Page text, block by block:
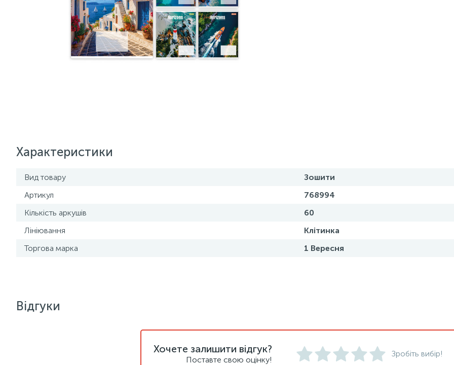
Характеристики
Вид товару
Зошити
Артикул
768994
Кількість аркушів
60
Лініювання
Клітинка
Торгова марка
1 Вересня
Відгуки
Хочете залишити відгук?
Поставте свою оцінку!
Зробіть вибір!